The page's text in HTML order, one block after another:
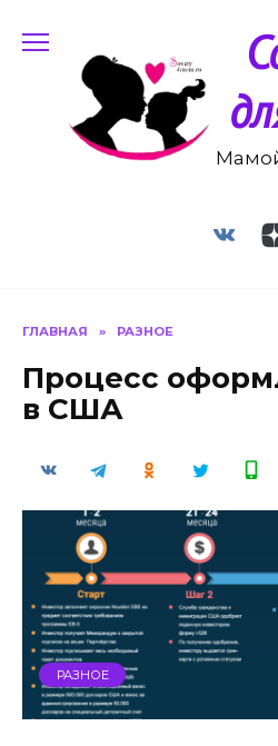
содержанию
ГЛАВНАЯ » РАЗНОЕ
Процесс
в США
РАЗНОЕ